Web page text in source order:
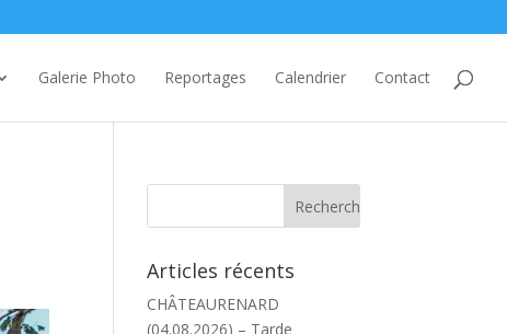
Galerie Photo Reportages Calendrier Contact
Articles récents
CHÂTEAURENARD
(04.08.2026) – Tarde